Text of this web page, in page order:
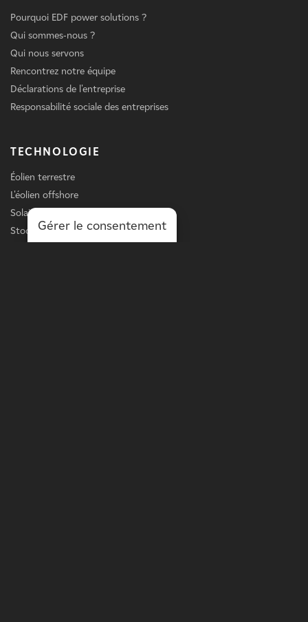
Pourquoi EDF power solutions ?
Qui sommes-nous ?
Qui nous servons
Rencontrez notre équipe
Déclarations de l'entreprise
Responsabilité sociale des entreprises
TECHNOLOGIE
Éolien terrestre
L'éolien offshore
Solaire
StockageGérer le consentement